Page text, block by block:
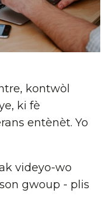
kontwòl
ki fè
entènèt. Yo
videyo-wo
gwoup - plis